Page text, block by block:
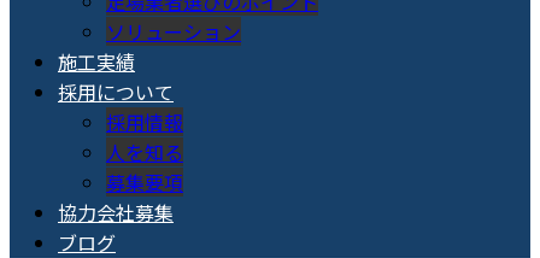
ソリューション
施工実績
採用について
採用情報
人を知る
募集要項
協力会社募集
ブログ